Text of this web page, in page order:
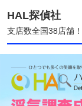
HAL探偵社
支店数全国38店舗